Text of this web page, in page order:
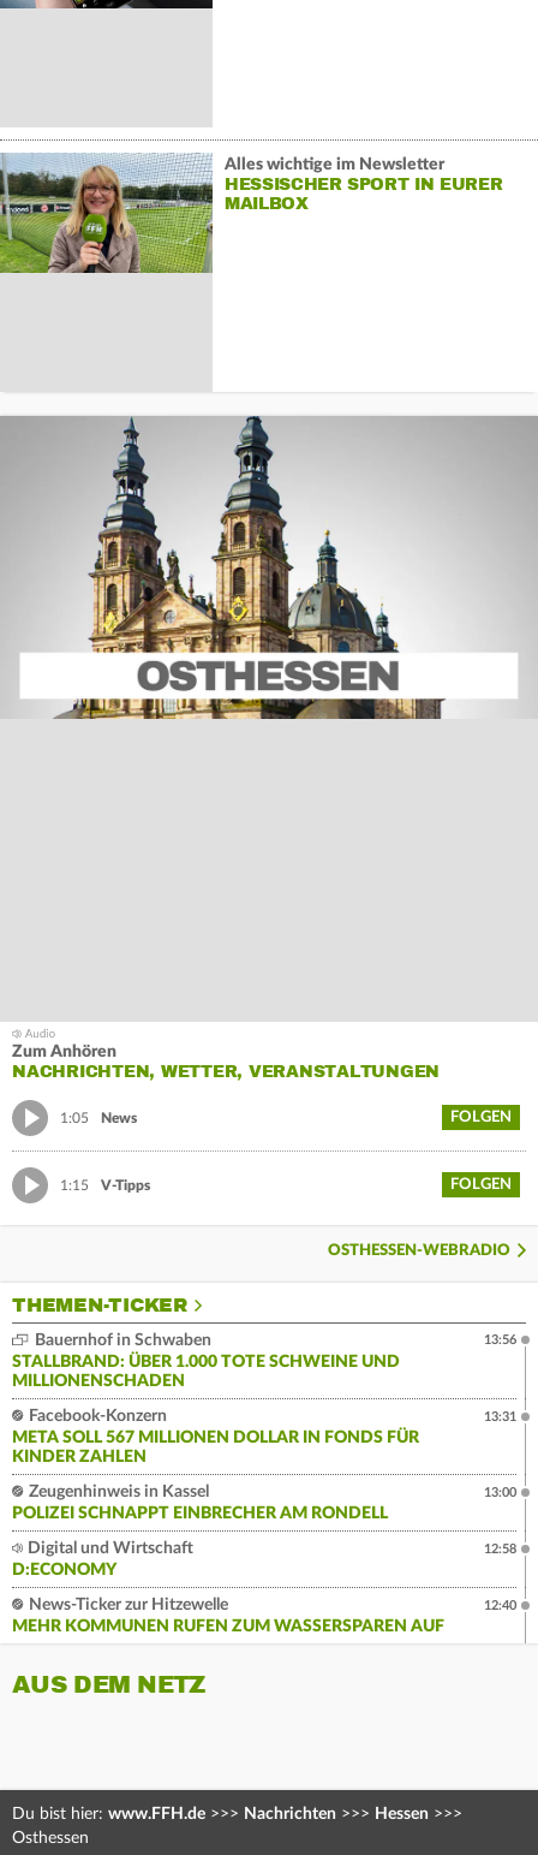
Alles wichtige im Newsletter
HESSISCHER SPORT IN EURER
MAILBOX
Zum Anhören
NACHRICHTEN, WETTER, VERANSTALTUNGEN
1:05 News FOLGEN
1:15 V-Tipps FOLGEN
OSTHESSEN-WEBRADIO
THEMEN-TICKER
Bauernhof in Schwaben
STALLBRAND: ÜBER 1.000 TOTE SCHWEINE UND
MILLIONENSCHADEN
13:56
Facebook-Konzern
META SOLL 567 MILLIONEN DOLLAR IN FONDS FÜR
KINDER ZAHLEN
13:31
Zeugenhinweis in Kassel
POLIZEI SCHNAPPT EINBRECHER AM RONDELL
13:00
Digital und Wirtschaft
D:ECONOMY
12:58
News-Ticker zur Hitzewelle
MEHR KOMMUNEN RUFEN ZUM WASSERSPAREN AUF
12:40
AUS DEM NETZ
Du bist hier: www.FFH.de >>> Nachrichten >>> Hessen >>>
Osthessen